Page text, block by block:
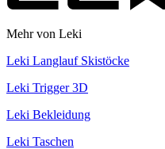
Mehr von Leki
Leki Langlauf Skistöcke
Leki Trigger 3D
Leki Bekleidung
Leki Taschen